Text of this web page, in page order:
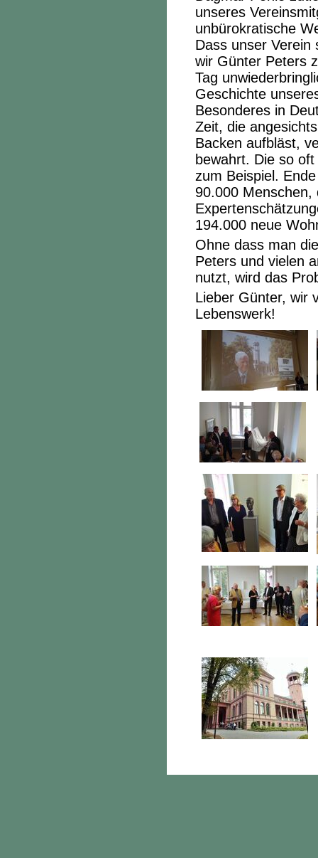
unseres
unbürokratische
Dass unser
wir Günter Peters
Tag
Geschichte
Besonderes in
Zeit, die
Backen aufbläst,
bewahrt. Die so
zum Beispiel.
90.000 Menschen,
194.000 neue
Ohne dass man
Peters und vielen
nutzt, wird das
Lieber Günter, wir
Lebenswerk!